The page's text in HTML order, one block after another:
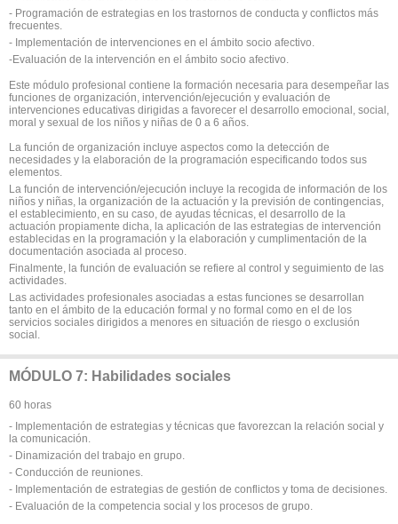
- Programación de estrategias en los trastornos de conducta y conflictos más
frecuentes.
- Implementación de intervenciones en el ámbito socio afectivo.
-Evaluación de la intervención en el ámbito socio afectivo.
Este módulo profesional contiene la formación necesaria para desempeñar las
funciones de organización, intervención/ejecución y evaluación de
intervenciones educativas dirigidas a favorecer el desarrollo emocional, social,
moral y sexual de los niños y niñas de 0 a 6 años.
La función de organización incluye aspectos como la detección de
necesidades y la elaboración de la programación especificando todos sus
elementos.
La función de intervención/ejecución incluye la recogida de información de los
niños y niñas, la organización de la actuación y la previsión de contingencias,
el establecimiento, en su caso, de ayudas técnicas, el desarrollo de la
actuación propiamente dicha, la aplicación de las estrategias de intervención
establecidas en la programación y la elaboración y cumplimentación de la
documentación asociada al proceso.
Finalmente, la función de evaluación se refiere al control y seguimiento de las
actividades.
Las actividades profesionales asociadas a estas funciones se desarrollan
tanto en el ámbito de la educación formal y no formal como en el de los
servicios sociales dirigidos a menores en situación de riesgo o exclusión
social.
MÓDULO 7: Habilidades sociales
60 horas
- Implementación de estrategias y técnicas que favorezcan la relación social y
la comunicación.
- Dinamización del trabajo en grupo.
- Conducción de reuniones.
- Implementación de estrategias de gestión de conflictos y toma de decisiones.
- Evaluación de la competencia social y los procesos de grupo.